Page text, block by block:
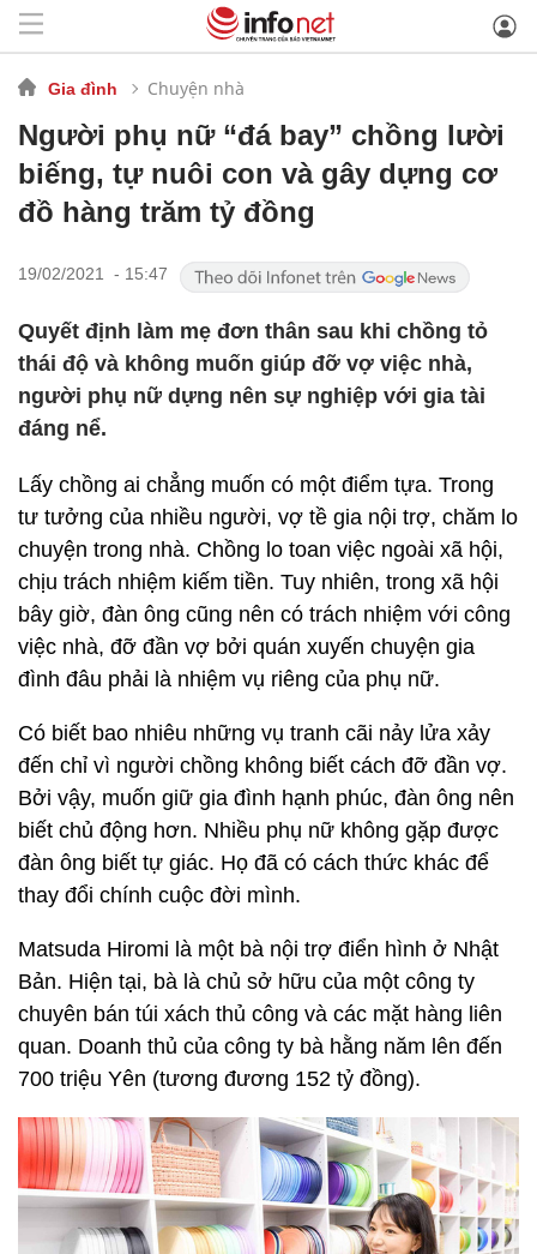
Gia đình Chuyện nhà
Người phụ nữ “đá bay” chồng lười
biếng, tự nuôi con và gây dựng cơ
đồ hàng trăm tỷ đồng
19/02/2021 - 15:47
Quyết định làm mẹ đơn thân sau khi chồng tỏ
thái độ và không muốn giúp đỡ vợ việc nhà,
người phụ nữ dựng nên sự nghiệp với gia tài
đáng nể.
Lấy chồng ai chẳng muốn có một điểm tựa. Trong
tư tưởng của nhiều người, vợ tề gia nội trợ, chăm lo
chuyện trong nhà. Chồng lo toan việc ngoài xã hội,
chịu trách nhiệm kiếm tiền. Tuy nhiên, trong xã hội
bây giờ, đàn ông cũng nên có trách nhiệm với công
việc nhà, đỡ đần vợ bởi quán xuyến chuyện gia
đình đâu phải là nhiệm vụ riêng của phụ nữ.
Có biết bao nhiêu những vụ tranh cãi nảy lửa xảy
đến chỉ vì người chồng không biết cách đỡ đần vợ.
Bởi vậy, muốn giữ gia đình hạnh phúc, đàn ông nên
biết chủ động hơn. Nhiều phụ nữ không gặp được
đàn ông biết tự giác. Họ đã có cách thức khác để
thay đổi chính cuộc đời mình.
Matsuda Hiromi là một bà nội trợ điển hình ở Nhật
Bản. Hiện tại, bà là chủ sở hữu của một công ty
chuyên bán túi xách thủ công và các mặt hàng liên
quan. Doanh thủ của công ty bà hằng năm lên đến
700 triệu Yên (tương đương 152 tỷ đồng).